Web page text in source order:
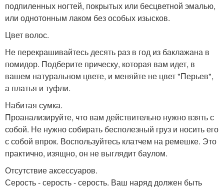
подпиленных ногтей, покрытых или бесцветной эмалью,
или однотонным лаком без особых изысков.
Цвет волос.
Не перекрашивайтесь десять раз в год из баклажана в
помидор. Подберите прическу, которая вам идет, в
вашем натуральном цвете, и меняйте не цвет "Перьев",
а платья и туфли.
Набитая сумка.
Проанализируйте, что вам действительно нужно взять с
собой. Не нужно собирать бесполезный груз и носить его
с собой впрок. Воспользуйтесь клатчем на ремешке. Это
практично, изящно, он не выглядит баулом.
Отсутствие аксессуаров.
Серость - серость - серость. Ваш наряд должен быть